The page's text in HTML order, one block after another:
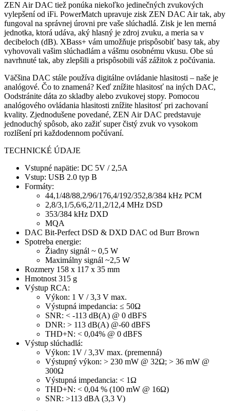
ZEN Air DAC tiež ponúka niekoľko jedinečných zvukových
vylepšení od iFi. PowerMatch upravuje zisk ZEN DAC Air tak, aby
fungoval na správnej úrovni pre vaše slúchadlá. Zisk je len merná
jednotka, ktorá udáva, aký hlasný je zdroj zvuku, a meria sa v
decibeloch (dB). XBass+ vám umožňuje prispôsobiť basy tak, aby
vyhovovali vašim slúchadlám a vášmu osobnému vkusu. Obe sú
navrhnuté tak, aby zlepšili a prispôsobili váš zážitok z počúvania.
Väčšina DAC stále používa digitálne ovládanie hlasitosti – naše je
analógové. Čo to znamená? Keď znížite hlasitosť na iných DAC,
Oodstránite dáta zo skladby alebo zvukovej stopy. Pomocou
analógového ovládania hlasitosti znížite hlasitosť pri zachovaní
kvality. Zjednodušene povedané, ZEN Air DAC predstavuje
jednoduchý spôsob, ako zažiť super čistý zvuk vo vysokom
rozlíšení pri každodennom počúvaní.
TECHNICKÉ ÚDAJE
Vstupné napätie: DC 5V / 2,5A
Vstup: USB 2.0 typ B
Formáty:
44,1/48/88,2/96/176,4/192/352,8/384 kHz PCM
2,8/3,1/5,6/6,2/11,2/12,4 MHz DSD
353/384 kHz DXD
MQA
DAC Bit-Perfect DSD & DXD DAC od Burr Brown
Spotreba energie:
Žiadny signál ~ 0,5 W
Maximálny signál ~2,5 W
Rozmery 158 x 117 x 35 mm
Hmotnost 315 g
Výstup RCA:
Výkon: 1 V / 3,3 V max.
Výstupná impedancia: ≤ 50Ω
SNR: < -113 dB(A) @ 0 dBFS
DNR: > 113 dB(A) @-60 dBFS
THD+N: < 0,04% @ 0 dBFS
Výstup slúchadlá:
Výkon: 1V / 3,3V max. (premenná)
Výstupný výkon: > 230 mW @ 32Ω; > 36 mW @
300Ω
Výstupná impedancia: < 1Ω
THD+N: < 0,04 % (100 mW @ 16Ω)
SNR: >113 dBA (3,3 V)